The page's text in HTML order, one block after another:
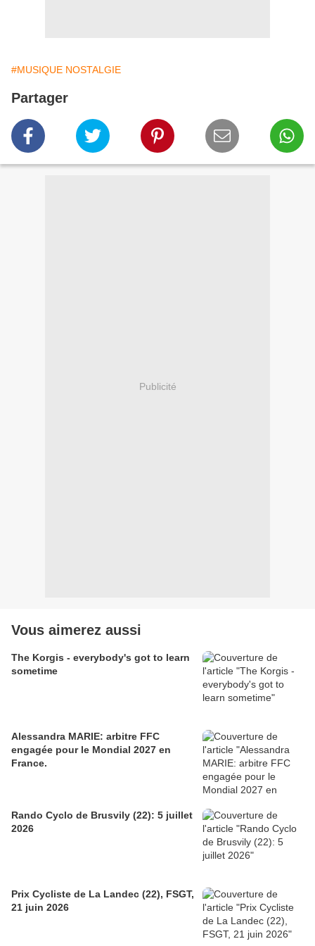
#MUSIQUE NOSTALGIE
Partager
Publicité
Vous aimerez aussi
The Korgis - everybody's got to learn
sometime
Alessandra MARIE: arbitre FFC
engagée pour le Mondial 2027 en
France.
Rando Cyclo de Brusvily (22): 5 juillet
2026
Prix Cycliste de La Landec (22), FSGT,
21 juin 2026